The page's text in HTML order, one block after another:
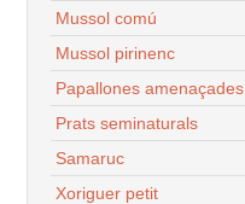
Mussol comú
Mussol pirinenc
Papallones amenaçades
Prats seminaturals
Samaruc
Xoriguer petit